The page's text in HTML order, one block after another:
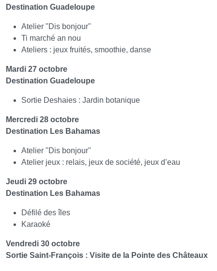
Destination Guadeloupe
Atelier "Dis bonjour"
Ti marché an nou
Ateliers : jeux fruités, smoothie, danse
Mardi 27 octobre
Destination Guadeloupe
Sortie Deshaies : Jardin botanique
Mercredi 28 octobre
Destination Les Bahamas
Atelier "Dis bonjour"
Atelier jeux : relais, jeux de société, jeux d’eau
Jeudi 29 octobre
Destination Les Bahamas
Défilé des îles
Karaoké
Vendredi 30 octobre
Sortie Saint-François : Visite de la Pointe des Châteaux